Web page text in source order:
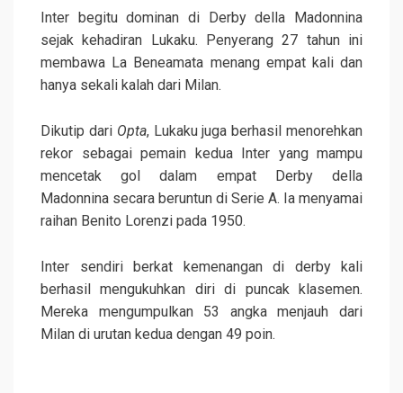
Inter begitu dominan di Derby della Madonnina
sejak kehadiran Lukaku. Penyerang 27 tahun ini
membawa La Beneamata menang empat kali dan
hanya sekali kalah dari Milan.
Dikutip dari Opta, Lukaku juga berhasil menorehkan
rekor sebagai pemain kedua Inter yang mampu
mencetak gol dalam empat Derby della
Madonnina secara beruntun di Serie A. Ia menyamai
raihan Benito Lorenzi pada 1950.
Inter sendiri berkat kemenangan di derby kali
berhasil mengukuhkan diri di puncak klasemen.
Mereka mengumpulkan 53 angka menjauh dari
Milan di urutan kedua dengan 49 poin.